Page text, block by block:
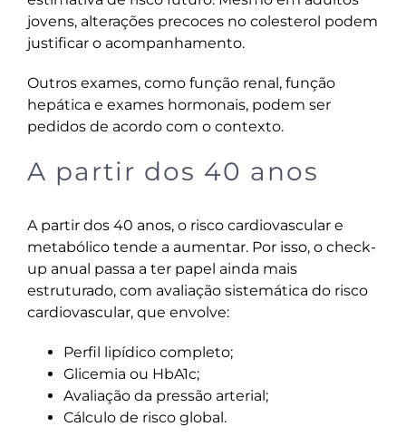
jovens, alterações precoces no colesterol podem
justificar o acompanhamento.
Outros exames, como função renal, função
hepática e exames hormonais, podem ser
pedidos de acordo com o contexto.
A partir dos 40 anos
A partir dos 40 anos, o risco cardiovascular e
metabólico tende a aumentar. Por isso, o check-
up anual passa a ter papel ainda mais
estruturado, com avaliação sistemática do risco
cardiovascular, que envolve:
Perfil lipídico completo;
Glicemia ou HbA1c;
Avaliação da pressão arterial;
Cálculo de risco global.